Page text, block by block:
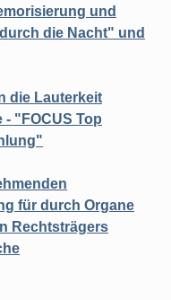
und
die Nacht" und
die Lauterkeit
"FOCUS Top
für durch Organe
Rechtsträgers